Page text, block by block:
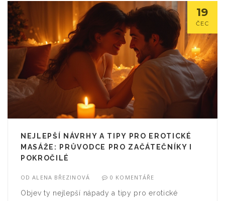
19
ČEC
NEJLEPŠÍ NÁVRHY A TIPY PRO EROTICKÉ
MASÁŽE: PRŮVODCE PRO ZAČÁTEČNÍKY I
POKROČILÉ
ODALENA BŘEZINOVÁ 0 KOMENTÁŘE
Objev ty nejlepší nápady a tipy pro erotické